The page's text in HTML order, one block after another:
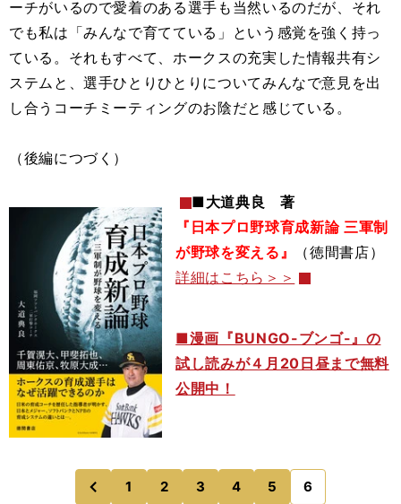
ーチがいるので愛着のある選手も当然いるのだが、それ
でも私は「みんなで育てている」という感覚を強く持っ
ている。それもすべて、ホークスの充実した情報共有シ
ステムと、選手ひとりひとりについてみんなで意見を出
し合うコーチミーティングのお陰だと感じている。
（後編につづく）
■大道典良 著
『日本プロ野球育成新論 三軍制
が野球を変える』
（徳間書店）
詳細はこちら＞＞
■漫画『BUNGO-ブンゴ-』の
試し読みが４月20日昼まで無料
公開中！
前
のページへ
1 2 3 4 5 6